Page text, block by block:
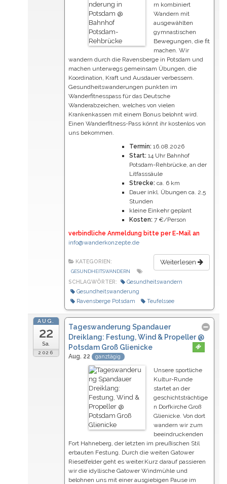
rn kombiniert
Wandern mit
ausgewählten
gymnastischen
Bewegungen, die fit
machen. Wir
wandern durch die Ravensberge in Potsdam und
machen unterwegs gemeinsam Übungen, die
Koordination, Kraft und Ausdauer verbessern.
Gesundheitswanderungen punkten im
Wanderfitnesspass für das Deutsche
Wanderabzeichen, welches von vielen
Krankenkassen mit einem Bonus belohnt wird.
Einen Wanderfitness-Pass könnt ihr kostenlos von
uns bekommen.
Termin: 16.08.2026
Start: 14 Uhr Bahnhof
Potsdam-Rehbrücke, an der
Litfasssäule
Strecke: ca. 6 km
Dauer inkl. Übungen ca. 2,5
Stunden
kleine Einkehr geplant
Kosten: 7 €/Person
verbindliche Anmeldung bitte per E-Mail an
info@wanderkonzepte.de
Weiterlesen
KATEGORIEN:
GESUNDHEITSWANDERN
SCHLAGWÖRTER:
Gesundheitswandern
Gesundheitswanderung
Ravensberge Potsdam
Teufelssee
AUG.
22
Sa.
2026
Tageswanderung Spandauer
Dreiklang: Festung, Wind & Propeller@
Potsdam Groß Glienicke
Aug. 22 ganztägig
Unsere sportliche
Kultur-Runde
startet an der
geschichtsträchtige
n Dorfkirche Groß
Glienicke. Von dort
wandern wir zum
beeindruckenden
Fort Hahneberg, der letzten im preußischen Stil
erbauten Festung. Durch die weiten Gatower
Rieselfelder geht es weiter.Kurz darauf passieren
wir die idyllische Gatower Windmühle und
belohnen uns mit einer ausgiebigen Pause im